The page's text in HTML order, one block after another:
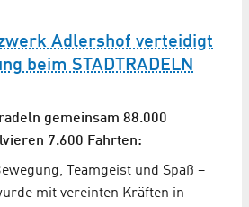
Adlershof verteidigt
beim STADTRADELN
gemeinsam 88.000
7.600 Fahrten:
Teamgeist und Spaß –
mit vereinten Kräften in